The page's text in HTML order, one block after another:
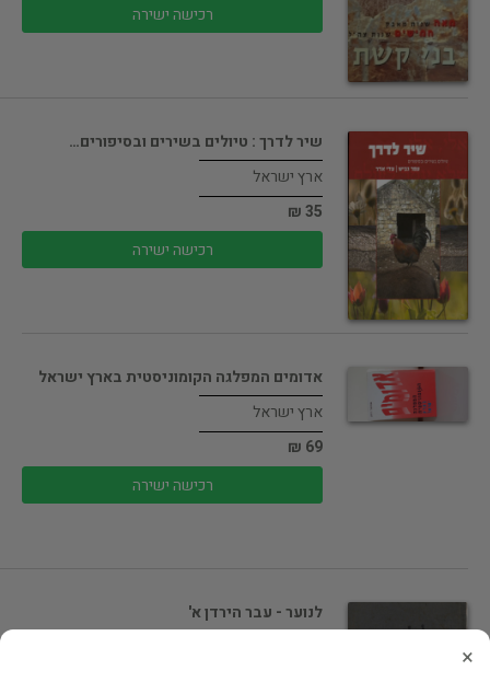
רכישה ישירה
שיר לדרך : טיולים בשירים ובסיפורים…
ארץ ישראל
35 ₪
רכישה ישירה
אדומים המפלגה הקומוניסטית בארץ ישראל
ארץ ישראל
69 ₪
רכישה ישירה
לנוער - עבר הירדן א'
×